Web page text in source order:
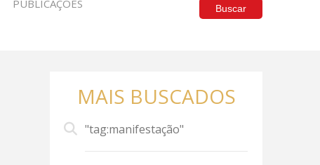
PUBLICAÇÕES Buscar
MAIS BUSCADOS
"tag:manifestação"